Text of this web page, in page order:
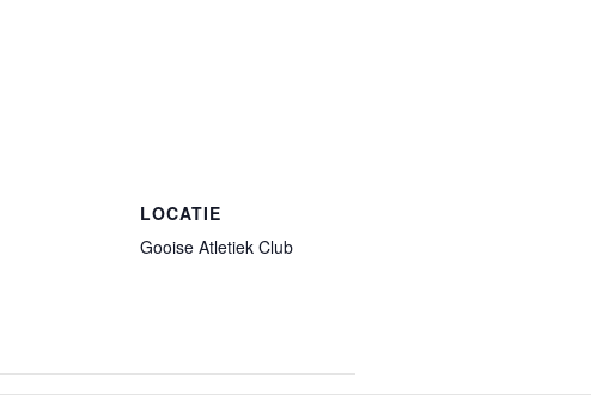
LOCATIE
Gooise Atletiek Club